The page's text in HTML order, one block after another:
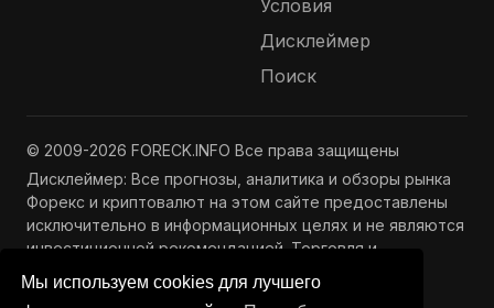
Мы используем cookies для лучшего
Условия
Дисклеймер
Поиск
© 2009-2026 FORECK.INFO Все права защищены
Дисклеймер: Все прогнозы, аналитика и обзоры рынка
Форекс и криптовалют на этом сайте предоставлены
исключительно в информационных целях и не являются
инвестиционной рекомендацией. Торговля и
инвестиции связаны с риском потери капитала.
Подробнее —Полный дисклеймер